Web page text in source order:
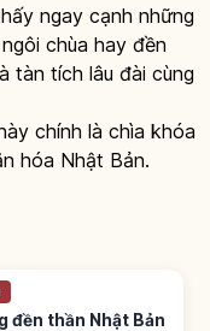
ngay cạnh những
chùa hay đền
tàn tích lâu đài cùng
chính là chìa khóa
hóa Nhật Bản.
đền thần Nhật Bản